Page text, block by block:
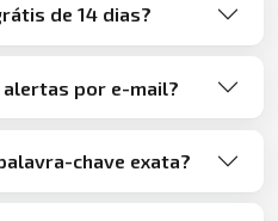
de 14 dias?
alertas por e-mail?
chave exata?